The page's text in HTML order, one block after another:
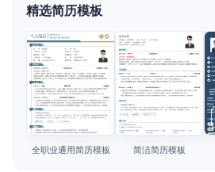
AI 模拟面试
面试自我介绍
AI 职场工具 New
简历模板
简历教程
精选简历模板
查看模板
全职业通用简历模板
查看模板
简洁简历模板